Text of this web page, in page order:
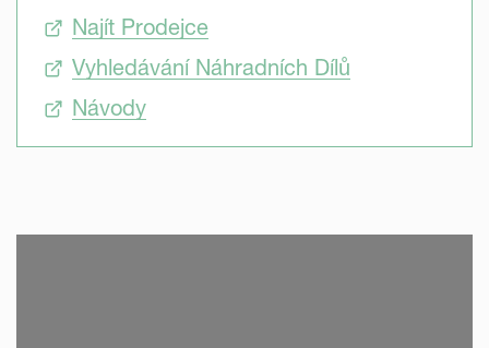
Najít Prodejce
Vyhledávání Náhradních Dílů
Návody